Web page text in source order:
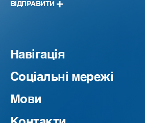
ВІДПРАВИТИ
Навігація
Соціальні мережі
Мови